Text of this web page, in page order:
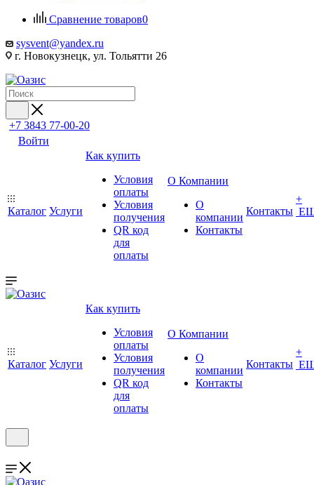
Сравнение товаров0
sysvent@yandex.ru
г. Новокузнецк, ул. Тольятти 26
+7 3843 77-00-20
Войти
Каталог Услуги
Как купить
Условия
оплаты
Условия
получения
QR код
для
оплаты
О Компании
О
компании
Контакты
Контакты
+
Каталог Услуги
Как купить
Условия
оплаты
Условия
получения
QR код
для
оплаты
О Компании
О
компании
Контакты
Контакты
+